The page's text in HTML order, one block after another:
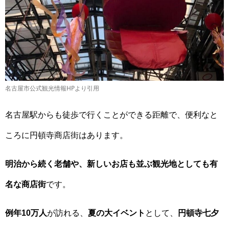
名古屋市公式観光情報HPより引用
名古屋駅からも徒歩で行くことができる距離で、便利なと
ころに円頓寺商店街はあります。
明治から続く老舗や、新しいお店も並ぶ観光地としても有
名な商店街です。
例年10万人 が訪れる、 夏の大イベント として、 円頓寺七夕